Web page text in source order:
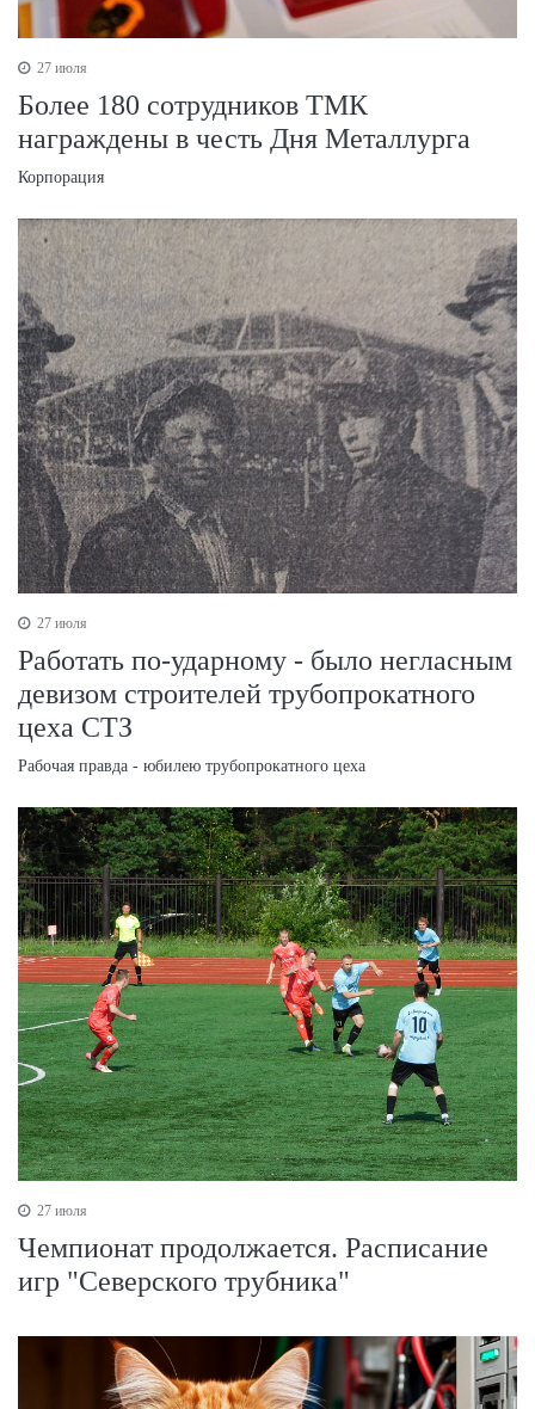
27 июля
Более 180 сотрудников ТМК
награждены в честь Дня Металлурга
Корпорация
27 июля
Работать по-ударному - было негласным
девизом строителей трубопрокатного
цеха СТЗ
Рабочая правда - юбилею трубопрокатного цеха
27 июля
Чемпионат продолжается. Расписание
игр "Северского трубника"